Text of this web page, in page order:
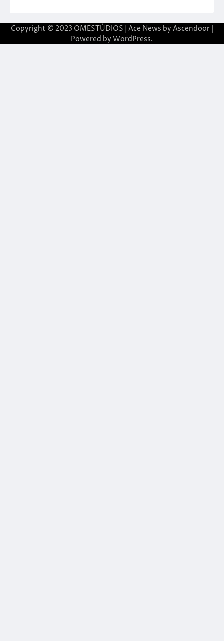
Copyright © 2023 OMESTÚDIOS | Ace News by Ascendoor|
Powered by WordPress.